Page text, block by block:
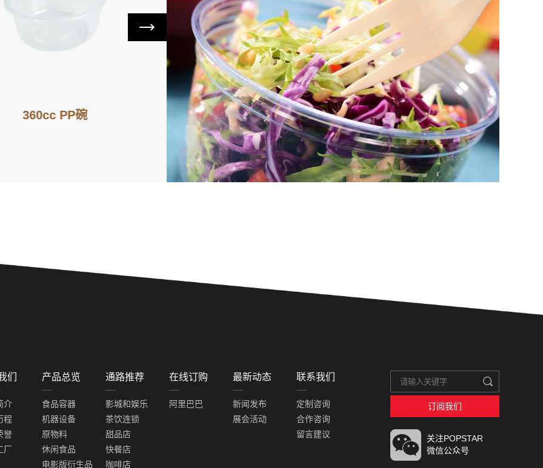
360cc PP碗 400cc PP碗 500cc PP碗
们
介
程
誉
厂
产品总览
食品容器
机器设备
原物料
休闲食品
电影版衍生品
通路推荐
影城和娱乐
茶饮连锁
甜品店
快餐店
咖啡店
在线订购
阿里巴巴
最新动态
新闻发布
展会活动
联系我们
定制咨询
合作咨询
留言建议
订阅我们
关注POPSTAR
微信公众号